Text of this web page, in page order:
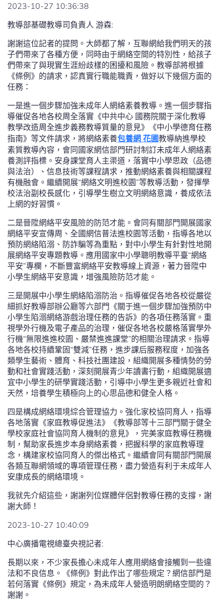
2023-10-27 10:36:38
教導部基礎教導司負責人 游森:
謝謝這位記者的提問。大師都了解，互聯網給我們明天的孩
子們帶來了各種方便，同時由于網絡空間的特別性，給孩子
們帶來了與現實生涯紛歧樣的困擾和風險。教導部將根據
《條例》的請求，認真實行職能職責，做好以下幾個方面的
任務：
一是進一個步驟加強未成年人網絡素養教導。進一個步驟指
導催促各地各校周全落實《中共中心 國務院關于深化教導
教學改造周全進步義務教導質量的意見》《中小學德育任務
指南》等文件請求，將網絡素養包養網 花圃教導納進學校
素質教導內容，會同國家網信部門研討制訂未成年人網絡素
養測評指標。安身課堂育人主渠道，落實中小學思政（品德
與法治）、信息技術等課程請求，推動網絡素養與相關課程
有機融會。繼續開展“網絡文明進校園”等教導活動，發揮學
校法治副校長感化，引導學生樹立文明網絡意識，養成依法
上網的好習慣。
二是晉陞網絡平安風險的防范才能。會同有關部門開展國家
網絡平安宣傳周、全國網信普法進校園等活動，指導各地以
預防網絡陷溺、防詐騙等為重點，對中小學生有針對性地開
展網絡平安專題教導。應用國家中小學聰明教導平臺“網絡
平安”專欄，不斷豐富網絡平安教導線上資源，著力晉陞中
小學生網絡平安意識，增強風險防范才能。
三是開展中小學生網絡陷溺防治。指導催促各地各校從嚴從
細抓好教導部辦公廳等六部門《關于進一個步驟加強預防中
小學生陷溺網絡游戲治理任務的告訴》的各項任務落實。重
視學外行機及電子產品的治理，催促各地各校嚴格落實學外
行機“無限進進校園、嚴禁進進課堂”的相關治理請求。指導
各地各校持續鞏固“雙減”任務，進步課后服務程度，加強各
類學生藝術、體育、科技社團建設，組織開展多種情勢的勞
動和社會實踐活動，深刻開展青少年讀書行動，組織開展適
宜中小學生的研學實踐活動，引導中小學生更多親近社會和
天然，培養學生積極向上的心思品德和健全人格。
四是構成網絡環境綜合管理協力。強化家校協同育人，指導
各地落實《家庭教導促進法》《教導部等十三部門關于健全
學校家庭社會協同育人機制的意見》，完美家庭教導任務機
制，幫助家長進步本身網絡素養，把握科學的家庭教導理
念，構建家校協同育人的傑出格式。繼續會同有關部門開展
各類互聯網領域的專項管理任務，盡力營造有利于未成年人
安康成長的網絡環境。
我就先介紹這些，謝謝列位媒體伴侶對教導任務的支撐，謝
謝大師！
2023-10-27 10:40:09
中心廣播電視總臺央視記者:
長期以來，不少家長擔心未成年人應用網絡會接觸到一些違
法和不良信息。《條例》對此作出了哪些規定？網信部門是
若何落實《條例》規定，為未成年人營造明朗網絡空間的？
謝謝。